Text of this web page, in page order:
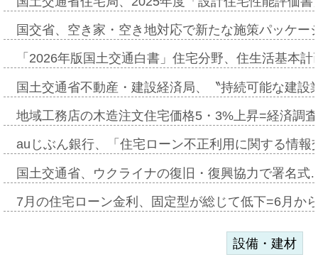
国交省、空き家・空き地対応で新たな施策パッケ
「2026年版国土交通白書」住宅分野、住生活基本
国土交通省不動産・建設経済局、〝持続可能な建
地域工務店の木造注文住宅価格5・3%上昇=経済調
auじぶん銀行、「住宅ローン不正利用に関する情
国土交通省、ウクライナの復旧・復興協力で署名
7月の住宅ローン金利、固定型が総じて低下=6月か
設備・建材